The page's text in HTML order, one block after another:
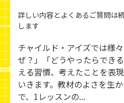
詳しい内容とよくあるご質問は
します
チャイルド・アイズでは様
ぜ？」「どうやったらでき
える習慣、考えたことを表
いきます。教材のよさを生
で、1レッスンの...